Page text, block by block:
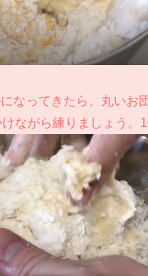
なってきたら、丸いお
ながら練りましょう。